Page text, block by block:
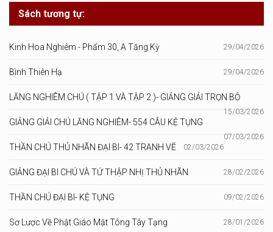
Sách tương tự:
Kinh Hoa Nghiêm - Phẩm 30, A Tăng Kỳ 29/04/2026
Bình Thiên Hạ 29/04/2026
LĂNG NGHIÊM CHÚ ( TẬP 1 VÀ TẬP 2 )- GIẢNG GIẢI TRỌN BỘ
15/03/2026
GIẢNG GIẢI CHÚ LĂNG NGHIÊM- 554 CÂU KỆ TỤNG
07/03/2026
THẦN CHÚ THỦ NHÃN ĐẠI BI- 42 TRANH VẼ 02/03/2026
GIẢNG ĐẠI BI CHÚ VÀ TỨ THẬP NHỊ THỦ NHÃN 28/02/2026
THẦN CHÚ ĐẠI BI- KỆ TỤNG 09/02/2026
Sơ Lược Về Phật Giáo Mật Tông Tây Tạng 28/01/2026